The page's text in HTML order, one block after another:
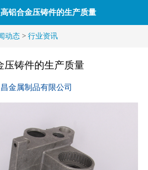
铝合金压铸件的生产质量
动态 > 行业资讯
压铸件的生产质量
金属制品有限公司